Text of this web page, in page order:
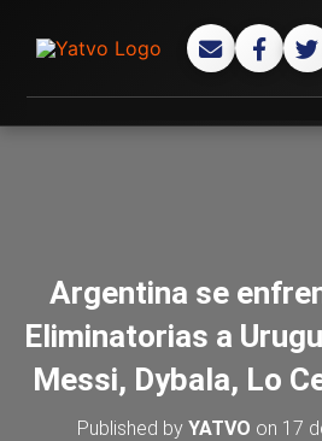
Argentina se
Eliminatorias a
Messi, Dybala, Lo
Published by YATVO on 17